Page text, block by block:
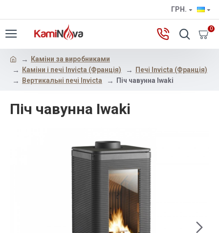
ГРН.
0
Каміни за виробниками
Каміни і печі Invicta (Франція)
Печі Invicta (Франція)
Вертикальні печі Invicta
Піч чавунна Iwaki
Піч чавунна Iwaki